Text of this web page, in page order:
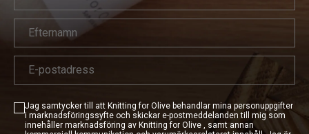
Jag samtycker till att Knitting for Olive behandlar mina personuppgifter
i marknadsföringssyfte och skickar e-postmeddelanden till mig som
innehåller marknadsföring av Knitting for Olive , samt annan